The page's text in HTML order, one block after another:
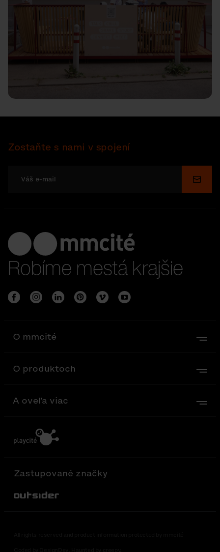
Zostaňte s nami v spojení
Robíme mestá krajšie
O mmcité
O produktoch
A oveľa viac
Zastupované značky
Out-Sider